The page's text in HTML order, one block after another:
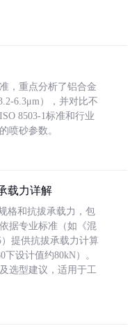
，重点分析了铝合金
6.3μm），并对比不
8503-1标准和行业
喷砂参数。
载力详解
格和抗拔承载力，包
据专业标准（如《混
提供抗拔承载力计算
设计值约80kN）。
选型建议，适用于工